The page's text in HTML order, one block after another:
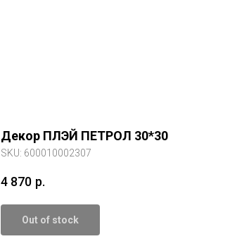
Декор ПЛЭЙ ПЕТРОЛ 30*30
SKU: 600010002307
4 870 р.
Out of stock